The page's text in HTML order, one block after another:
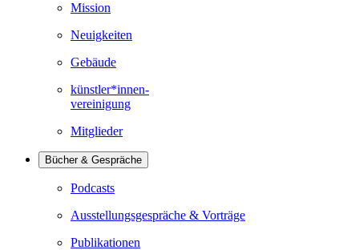
Mission
Neuigkeiten
Gebäude
künstler*innen-
vereinigung
Mitglieder
Bücher & Gespräche
Podcasts
Ausstellungsgespräche & Vorträge
Publikationen